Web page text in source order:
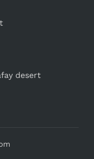
desert